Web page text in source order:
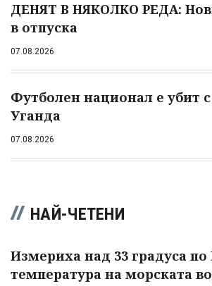
ДЕНЯТ В НЯКОЛКО РЕДА:
в отпуска
07.08.2026
Футболен национал е убит с
Уганда
07.08.2026
НАЙ-ЧЕТЕНИ
Измериха над 33 градуса
температура на морската